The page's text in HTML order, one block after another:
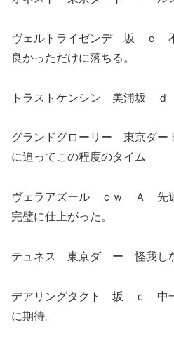
ヴェルトライゼンデ 坂 ｃ 不
良かっただけに落ちる。
トラストケンシン 美浦坂 ｄ
グランドグローリー 東京ダ
に追ってこの程度のタイム
ヴェラアズール ｃｗ Ａ 先
完璧に仕上がった。
テュネス 東京ダ ー 怪我しな
デアリングタクト 坂 ｃ 中一
に期待。